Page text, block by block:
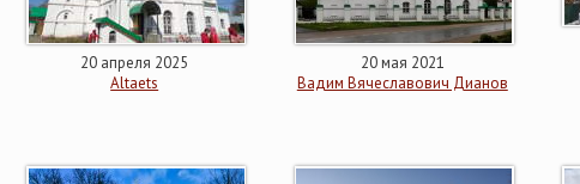
20 апреля 2025
Altaets
20 мая 2021
Вадим Вячеславович Дианов